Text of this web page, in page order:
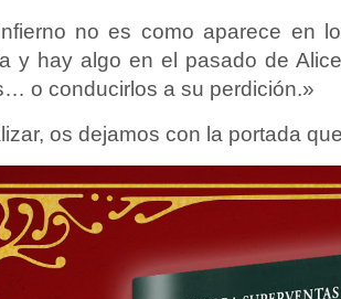
no es como aparece en
y hay algo en el pasado de
o conducirlos a su perdición.»
os dejamos con la portada